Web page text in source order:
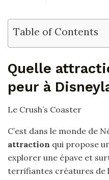
Table of Contents
Quelle
peur à
Le Crush’s Coaster
C’est dans le monde de
attraction qui propose
explorer une épave et
terrifiantes créatures de